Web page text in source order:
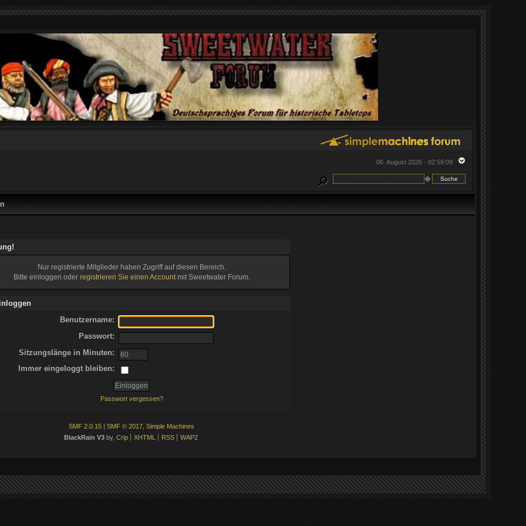
06. August 2026 - 02:59:09
�
Nur registrierte Mitglieder haben Zugriff auf diesen Bereich.
Bitte einloggen oder registrieren Sie einen Accountmit Sweetwater Forum.
Benutzername:
Passwort:
Sitzungslänge in Minuten:
Immer eingeloggt bleiben:
Passwort vergessen?
SMF 2.0.15 | SMF © 2017 Simple Machines
BlackRain V3 by, Crip XHTML RSS WAP2